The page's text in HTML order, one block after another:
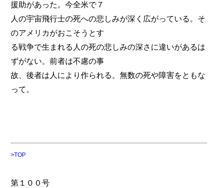
援助があった。今全米で７
人の宇宙飛行士の死への悲しみが深く広がっている。そ
のアメリカがおこそうとす
る戦争で生まれる人の死の悲しみの深さに違いがあるは
ずがない。前者は不慮の事
故、後者は人により作られる。無数の死や障害をともな
って。
>TOP
第１００号